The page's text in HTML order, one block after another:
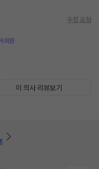
수정 요청
회원
이 의사 리뷰보기